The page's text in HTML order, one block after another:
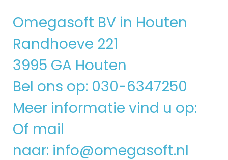
Omegasoft BV in Houten
Randhoeve 221
3995 GA Houten
Bel ons op: 030-6347250
Meer informatie vind u op:
Of mail
naar: info@omegasoft.nl